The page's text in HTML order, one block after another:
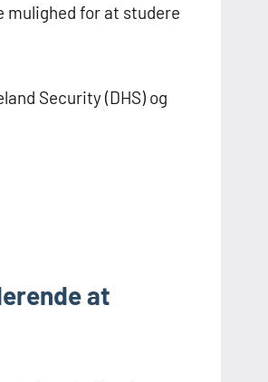
mulighed for at studere
Security (DHS) og
at